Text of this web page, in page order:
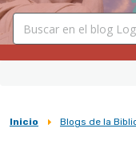
Sobrescribir
Inicio Blogs de la